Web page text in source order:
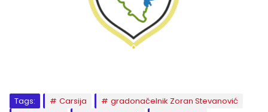
Tags: Carsija
gradonačelnik Zoran Stevanović